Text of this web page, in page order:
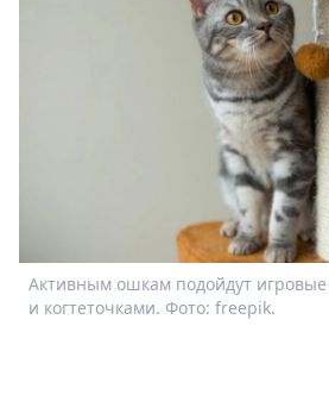
Активным ошкам подойдут игровые
и когтеточками. Фото: freepik.